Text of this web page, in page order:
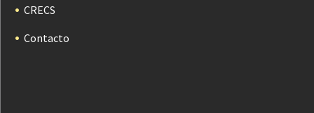
CRECS
Contacto